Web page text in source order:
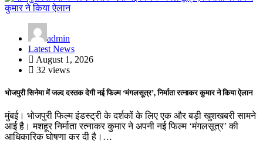
admin
Latest News
August 1, 2026
32 views
भोजपुरी सिनेमा में जल्द दस्तक देगी नई फिल्म ‘मंगलसूत्र’, निर्माता रत्नाकर कुमार ने किया ऐलान
मुंबई। भोजपुरी फिल्म इंडस्ट्री के दर्शकों के लिए एक और बड़ी खुशखबरी सामने
आई है। मशहूर निर्माता रत्नाकर कुमार ने अपनी नई फिल्म ‘मंगलसूत्र’ की
आधिकारिक घोषणा कर दी है।…